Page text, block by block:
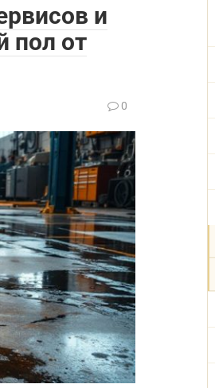
и
пол от
0